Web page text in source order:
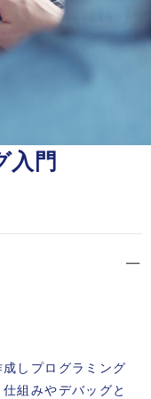
入門
しプログラミング
組みやデバッグと